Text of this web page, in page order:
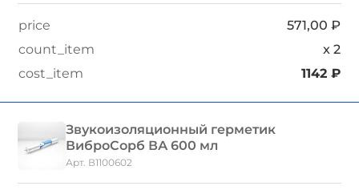
571,00 ₽
x 2
1142₽
Звукоизоляционный герметик
ВиброСорб ВА 600 мл
Арт. В1100602